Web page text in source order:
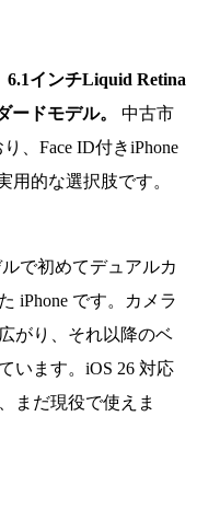
6.1インチLiquid Retina
ードモデル。
中古市
、Face ID付きiPhone
用的な選択肢です。
で初めてデュアルカ
iPhone です。カメラ
がり、それ以降のベ
います。iOS 26 対応
まだ現役で使えま